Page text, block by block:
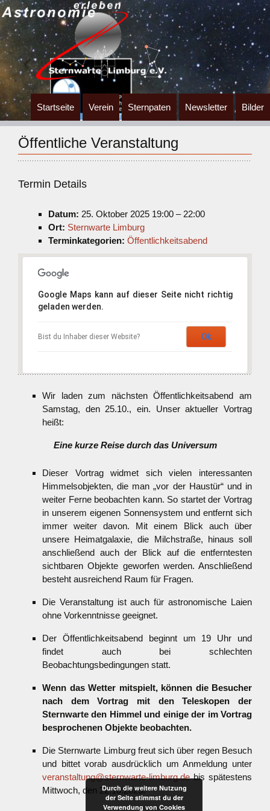
Zum
Inhalt
springen
Startseite Verein Sternpaten Newsletter Bilder
Öffentliche Veranstaltung
Termin Details
Datum: 25. Oktober 2025 19:00 – 22:00
Ort: Sternwarte Limburg
Terminkategorien: Öffentlichkeitsabend
Google Maps kann auf dieser Seite nicht richtig
geladen werden.
Bist du Inhaber dieser Website? Ok
Wir laden zum nächsten Öffentlichkeitsabend am
Samstag, den 25.10., ein. Unser aktueller Vortrag
heißt:
Eine kurze Reise durch das Universum
Dieser Vortrag widmet sich vielen interessanten
Himmelsobjekten, die man „vor der Haustür“ und in
weiter Ferne beobachten kann. So startet der Vortrag
in unserem eigenen Sonnensystem und entfernt sich
immer weiter davon. Mit einem Blick auch über
unsere Heimatgalaxie, die Milchstraße, hinaus soll
anschließend auch der Blick auf die entferntesten
sichtbaren Objekte geworfen werden. Anschließend
besteht ausreichend Raum für Fragen.
Die Veranstaltung ist auch für astronomische Laien
ohne Vorkenntnisse geeignet.
Der Öffentlichkeitsabend beginnt um 19 Uhr und
findet auch bei schlechten
Beobachtungsbedingungen statt.
Wenn das Wetter mitspielt, können die Besucher
nach dem Vortrag mit den Teleskopen der
Sternwarte den Himmel und einige der im Vortrag
besprochenen Objekte beobachten.
Die Sternwarte Limburg freut sich über regen Besuch
und bittet vorab ausdrücklich um Anmeldung unter
veranstaltung@sternwarte-limburg.debis spätestens
Mittwoch, den 22.10.2025.
Durch die weitere Nutzung
der Seite stimmst du der
Verwendung von Cookies